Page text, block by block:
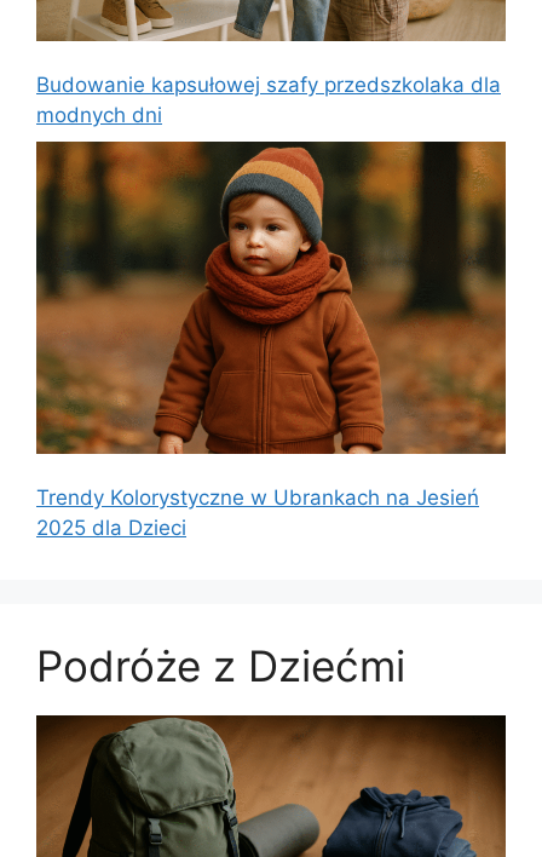
Budowanie kapsułowej szafy przedszkolaka dla
modnych dni
Trendy Kolorystyczne w Ubrankach na Jesień
2025 dla Dzieci
Podróże z Dziećmi